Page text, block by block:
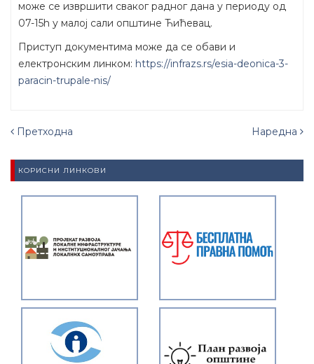
може се извршити сваког радног дана у периоду од
07-15h у малој сали општине Ћићевац.
Приступ документима може да се обави и
електронским линком: https://infrazs.rs/esia-deonica-3-
paracin-trupale-nis/
Претходна Наредна
КОРИСНИ ЛИНКОВИ